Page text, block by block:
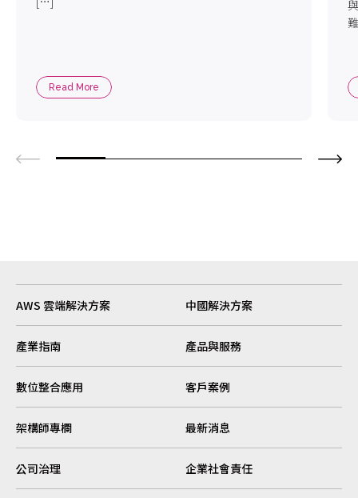
Read More
AWS 雲端解決方案 中國解決方案
產業指南 產品與服務
數位整合應用 客戶案例
架構師專欄 最新消息
公司治理 企業社會責任